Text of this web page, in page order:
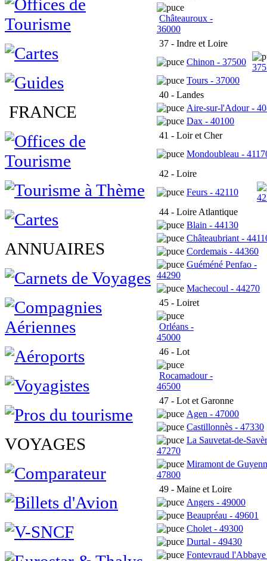
FRANCE
ANNUAIRES
VOYAGES
Châteauroux -
36000
37 - Indre et Loire
Chinon - 37500
Tours - 37000
40 - Landes
Aire-sur-l'Adour -
Dax - 40100
41 - Loir et Cher
Mondoubleau -
42 - Loire
Feurs - 42110
44 - Loire Atlantique
Blain - 44130
Châteaubriant -
Cordemais - 44360
Guéméné Penfao -
44290
Machecoul - 44270
45 - Loiret
Orléans -
45000
46 - Lot
Rocamadour -
46500
47 - Lot et Garonne
Agen - 47000
Castillonnès - 47330
La Sauvetat-de-
47270
Miramont de
47800
49 - Maine et Loire
Angers - 49000
Beaupréau - 49601
Cholet - 49300
Durtal - 49430
Fontevraud